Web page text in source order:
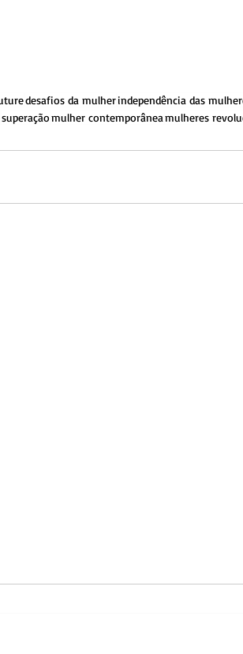
desafios da mulherindependência das
superaçãomulher contemporâneamulheres